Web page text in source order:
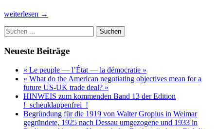
Quelques
sur
documentation
propagande
distribuée
France
Culture
weiterlesen →
Suchen
nach:
Neueste Beiträge
« Le peuple — l’État — la démocratie »
« What do the American negotiating objectives mean for a
future US-UK trade deal? »
HINWEIS zum kommenden Band 13 der Edition
!_scheuklappenfrei_!
Begründung für die 1919 von Walter Gropius in Weimar
gegründete, 1925 nach Dessau umgezogene und 1933 in